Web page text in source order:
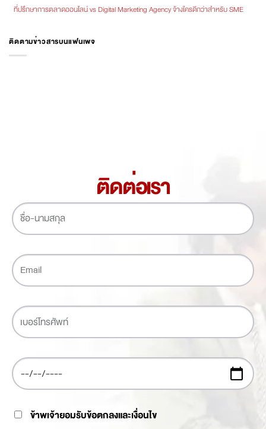
ที่ปรึกษาการตลาดออนไลน์ vs Digital Marketing Agency จ้างใครดีกว่าสำหรับ SME
ติดตามข่าวสารบนแฟนเพจ
ติดต่อเรา
ข้าพเจ้ายอมรับข้อตกลงและเงื่อนไข